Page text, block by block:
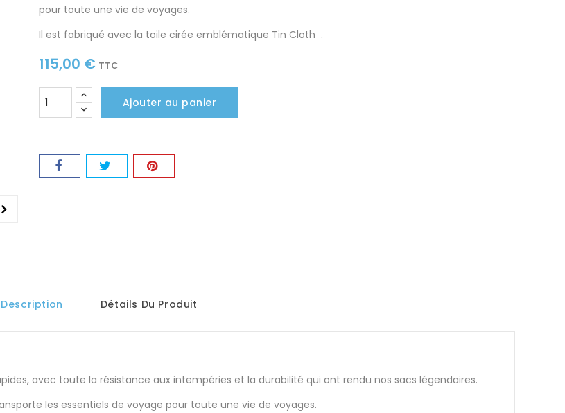
pour toute une vie de voyages.
Il est fabriqué avec la toile cirée emblématique Tin Cloth .
115,00 € TTC
Ajouter au panier
Description Détails Du Produit
avec toute la résistance aux intempéries et la durabilité qui ont rendu nos sacs légendaires.
les essentiels de voyage pour toute une vie de voyages.